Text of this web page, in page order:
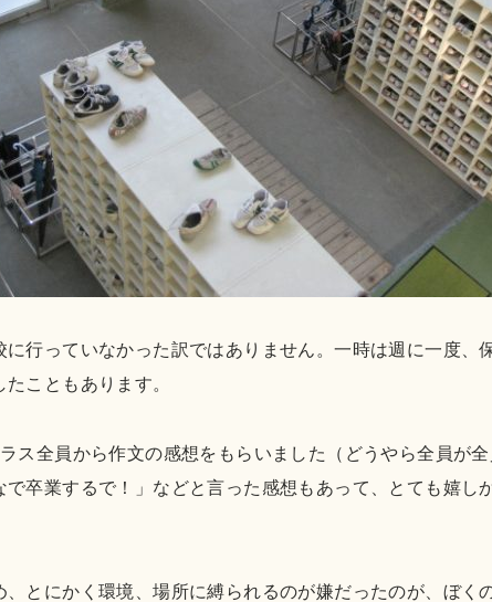
行っていなかった訳ではありません。一時は週に一度
こともあります。
ス全員から作文の感想をもらいました（どうやら全員が
卒業するで！」などと言った感想もあって、とても嬉
とにかく環境、場所に縛られるのが嫌だったのが、ぼ